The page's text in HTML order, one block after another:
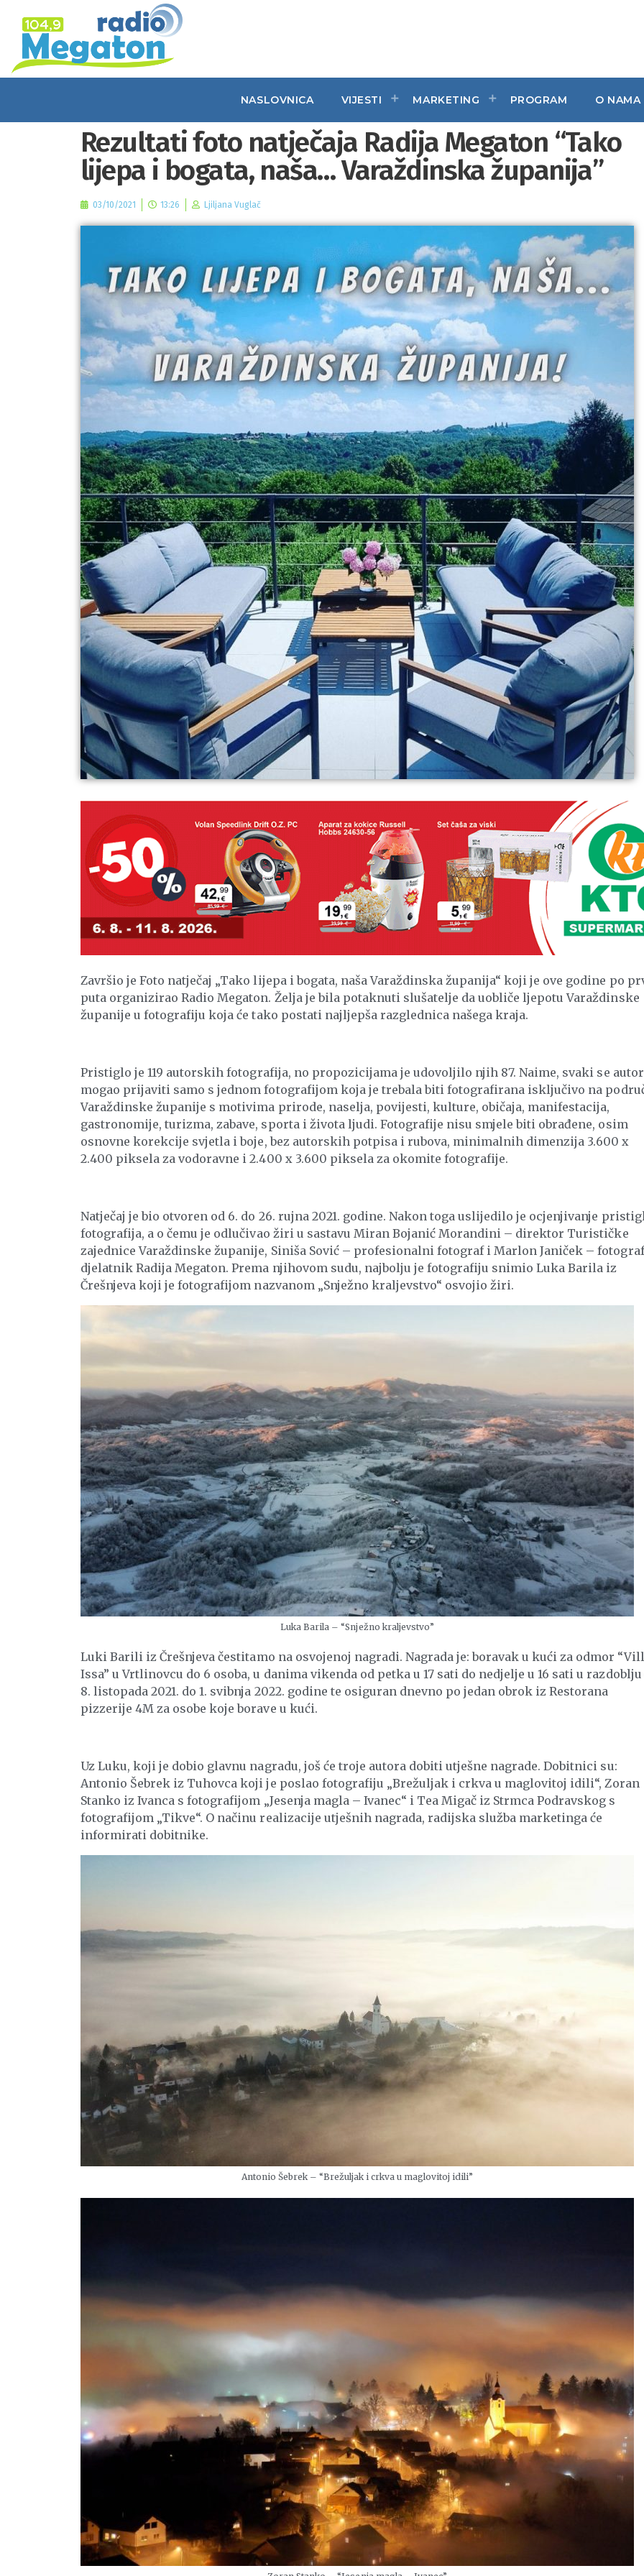
NASLOVNICA VIJESTI MARKETING PROGRAM O NAMA
Rezultati foto natječaja Radija Megaton “Tako
lijepa i bogata, naša… Varaždinska županija”
03/10/2021 13:26 Ljiljana Vuglač
Završio je Foto natječaj „Tako lijepa i bogata, naša Varaždinska županija“ koji je ove godine po
puta organizirao Radio Megaton. Želja je bila potaknuti slušatelje da uobliče ljepotu Varaždinske
županije u fotografiju koja će tako postati najljepša razglednica našega kraja.
Pristiglo je 119 autorskih fotografija, no propozicijama je udovoljilo njih 87. Naime, svaki se autor
mogao prijaviti samo s jednom fotografijom koja je trebala biti fotografirana isključivo na
Varaždinske županije s motivima prirode, naselja, povijesti, kulture, običaja, manifestacija,
gastronomije, turizma, zabave, sporta i života ljudi. Fotografije nisu smjele biti obrađene, osim
osnovne korekcije svjetla i boje, bez autorskih potpisa i rubova, minimalnih dimenzija 3.600 x
2.400 piksela za vodoravne i 2.400 x 3.600 piksela za okomite fotografije.
Natječaj je bio otvoren od 6. do 26. rujna 2021. godine. Nakon toga uslijedilo je ocjenjivanje
fotografija, a o čemu je odlučivao žiri u sastavu Miran Bojanić Morandini – direktor Turističke
zajednice Varaždinske županije, Siniša Sović – profesionalni fotograf i Marlon Janiček –
djelatnik Radija Megaton. Prema njihovom sudu, najbolju je fotografiju snimio Luka Barila iz
Črešnjeva koji je fotografijom nazvanom „Snježno kraljevstvo“ osvojio žiri.
Luka Barila – “Snježno kraljevstvo”
Luki Barili iz Črešnjeva čestitamo na osvojenoj nagradi. Nagrada je: boravak u kući za odmor
Issa” u Vrtlinovcu do 6 osoba, u danima vikenda od petka u 17 sati do nedjelje u 16 sati u razdoblju
8. listopada 2021. do 1. svibnja 2022. godine te osiguran dnevno po jedan obrok iz Restorana
pizzerije 4M za osobe koje borave u kući.
Uz Luku, koji je dobio glavnu nagradu, još će troje autora dobiti utješne nagrade. Dobitnici su:
Antonio Šebrek iz Tuhovca koji je poslao fotografiju „Brežuljak i crkva u maglovitoj idili“, Zoran
Stanko iz Ivanca s fotografijom „Jesenja magla – Ivanec“ i Tea Migač iz Strmca Podravskog s
fotografijom „Tikve“. O načinu realizacije utješnih nagrada, radijska služba marketinga će
informirati dobitnike.
Antonio Šebrek – “Brežuljak i crkva u maglovitoj idili”